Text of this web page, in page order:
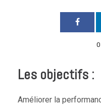
0
Les objectifs :
Améliorer la